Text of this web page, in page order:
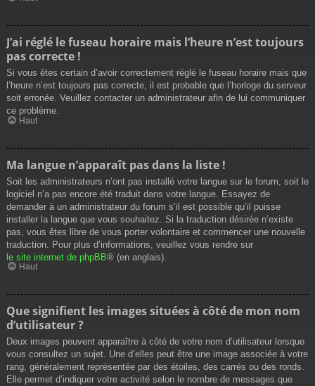
J’ai réglé le fuseau horaire mais l’heure n’est toujours
pas correcte !
Si vous êtes certain d’avoir correctement réglé le fuseau horaire mais que
l’heure n’est toujours pas correcte, il est probable que l’horloge du serveur
soit erronée. Veuillez contacter un administrateur afin de lui communiquer
ce problème.
Haut
Ma langue n’apparaît pas dans la liste !
Soit les administrateurs n’ont pas installé votre langue sur le forum, soit le
logiciel n’a pas encore été traduit dans votre langue. Essayez de
demander à un administrateur du forum s’il est possible qu’il puisse
installer la langue que vous souhaitez. Si la traduction désirée n’existe
pas, vous êtes libre de vous porter volontaire et commencer une nouvelle
traduction. Pour plus d’informations, veuillez vous rendre sur
le site internet de phpBB® (en anglais).
Haut
Que signifient les images situées à côté de mon nom
d’utilisateur ?
Deux images peuvent apparaître à côté de votre nom d’utilisateur lorsque
vous consultez un sujet. Une d’elles peut être une image associée à votre
rang, généralement représentée par des étoiles, des carrés ou des ronds.
Elle permet d’indiquer votre activité selon le nombre de messages que